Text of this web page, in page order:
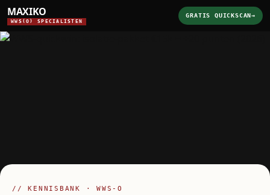
MAXIKO
WWS(O) SPECIALISTEN
GRATIS QUICKSCAN→
// KENNISBANK · WWS-O